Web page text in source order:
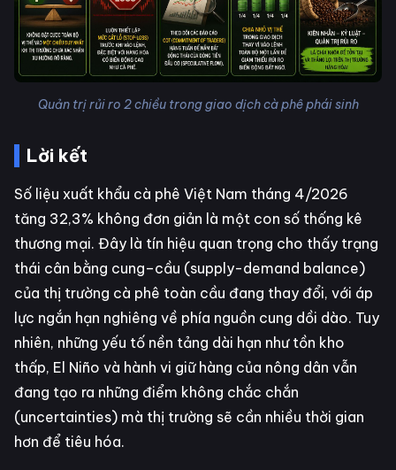
Quản trị rủi ro 2 chiều trong giao dịch cà phê phái sinh
Lời kết
Số liệu xuất khẩu cà phê Việt Nam tháng 4/2026
tăng 32,3% không đơn giản là một con số thống kê
thương mại. Đây là tín hiệu quan trọng cho thấy trạng
thái cân bằng cung–cầu (supply-demand balance)
của thị trường cà phê toàn cầu đang thay đổi, với áp
lực ngắn hạn nghiêng về phía nguồn cung dồi dào. Tuy
nhiên, những yếu tố nền tảng dài hạn như tồn kho
thấp, El Niño và hành vi giữ hàng của nông dân vẫn
đang tạo ra những điểm không chắc chắn
(uncertainties) mà thị trường sẽ cần nhiều thời gian
hơn để tiêu hóa.